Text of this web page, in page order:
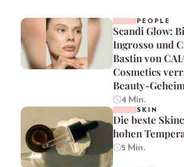
PEOPLE
Scandi Glow:
Ingrosso und
Bastin von
Cosmetics
Beauty-
4 Min.
SKIN
Die beste
hohen
5 Min.